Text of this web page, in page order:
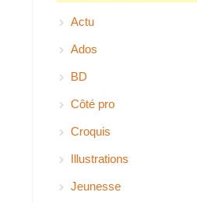
Actu
Ados
BD
Côté pro
Croquis
Illustrations
Jeunesse